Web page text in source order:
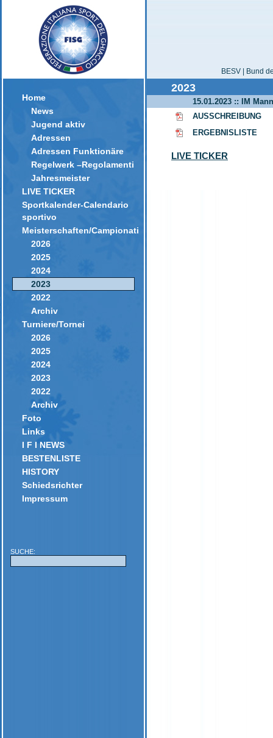
Home
News
Jugend aktiv
Adressen
Adressen Funktionäre
Regelwerk –Regolamenti
Jahresmeister
LIVE TICKER
Sportkalender-Calendario
sportivo
Meisterschaften/Campionati
2026
2025
2024
2023
2022
Archiv
Turniere/Tornei
2026
2025
2024
2023
2022
Archiv
Foto
Links
I F I NEWS
BESTENLISTE
HISTORY
Schiedsrichter
Impressum
SUCHE:
BESV | Bund
2023
15.01.2023 :: IM
AUSSCHREIBUNG
ERGEBNISLISTE
LIVE TICKER